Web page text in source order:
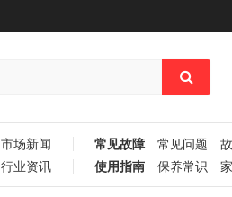
市场新闻 常见故障 常见问题
行业资讯 使用指南 保养常识